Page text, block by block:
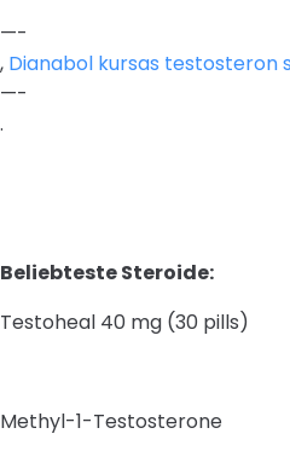
—-
, Dianabol kursas
—-
.
Beliebteste Steroide:
Testoheal 40 mg (30 pills)
Methyl-1-Testosterone